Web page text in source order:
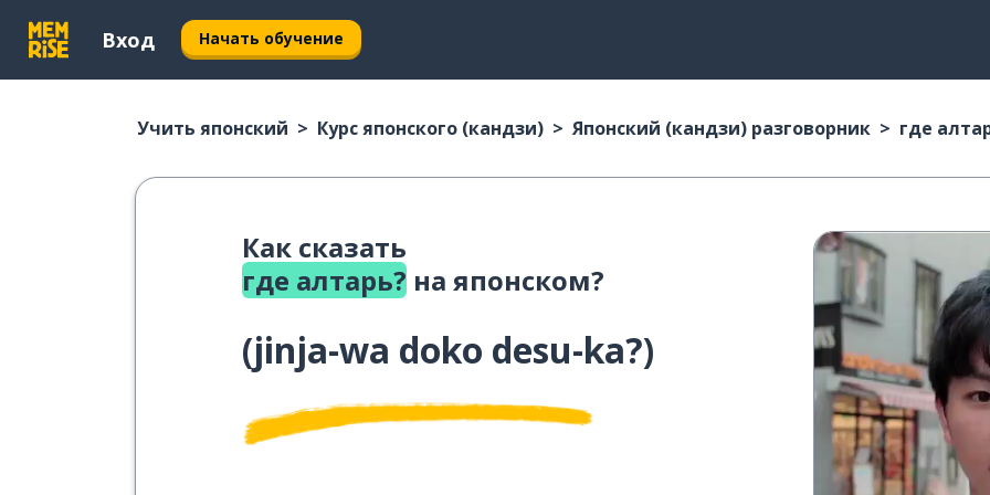
Вход Начать обучение
Учить японский Курс японского (кандзи) Японский (кандзи) разговорник где
Как сказать
где алтарь? на японском?
(jinja-wa doko desu-ka?)